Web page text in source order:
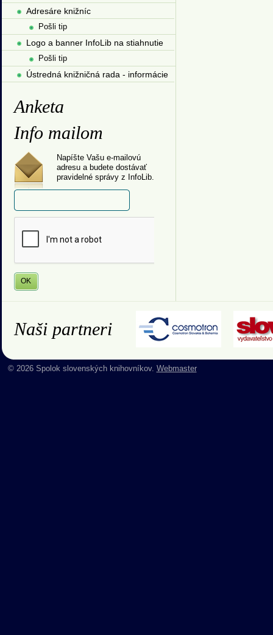
Adresáre knižníc
Pošli tip
Logo a banner InfoLib na stiahnutie
Pošli tip
Ústredná knižničná rada - informácie
Anketa
Info mailom
Napíšte Vašu e-mailovú
adresu a budete dostávať
pravidelné správy z InfoLib.
Naši partneri
© 2026 Spolok slovenských knihovníkov. Webmaster